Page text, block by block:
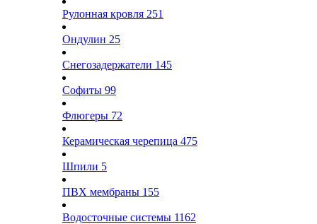
Рулонная кровля 251
Ондулин 25
Снегозадержатели 145
Софиты 99
Флюгеры 72
Керамическая черепица 475
Шпили 5
ПВХ мембраны 155
Водосточные системы 1162